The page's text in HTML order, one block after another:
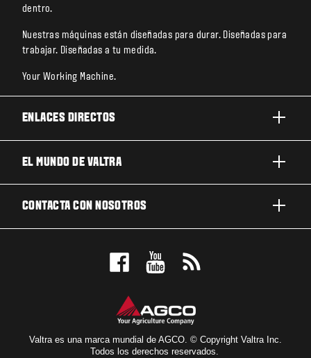
dentro.
Nuestras máquinas están diseñadas para durar. Diseñadas para
trabajar. Diseñadas a tu medida.
Your Working Machine.
ENLACES DIRECTOS
TECNOLOGÍA
EL MUNDO DE VALTRA
CONTACTA CON NOSOTROS
RESERVE UNA PRUEBA DE MANEJO
LOCALIZADOR DE CONCESIONARIOS
Valtra es una marca mundial de AGCO. © Copyright Valtra Inc.
Todos los derechos reservados.